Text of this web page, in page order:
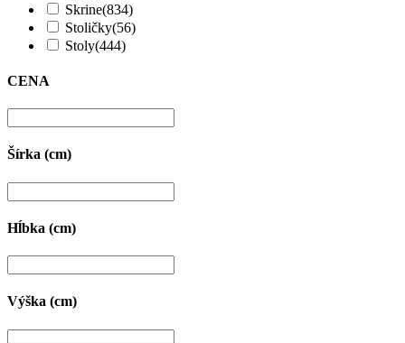
Skrine(834)
Stoličky(56)
Stoly(444)
CENA
Šírka (cm)
Hĺbka (cm)
Výška (cm)